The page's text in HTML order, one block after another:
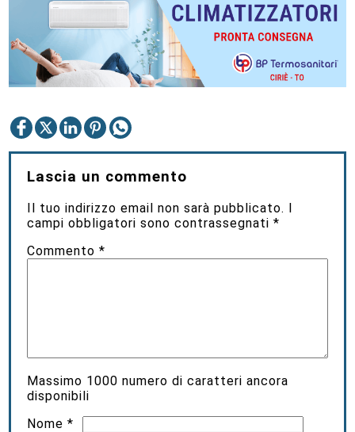
Lascia un commento
Il tuo indirizzo email non sarà pubblicato. I
campi obbligatori sono contrassegnati*
Commento*
Massimo 1000 numero di caratteri ancora
disponibili
Nome*